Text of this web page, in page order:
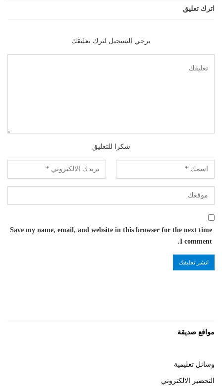
اترك تعليق
يرجي التسجيل لترك تعليقك
شكرا للتعليق
Save my name, email, and website in this browser for the next time
I comment.
مواقع صديقة
وسائل تعليمية
التحضير الالكتروني